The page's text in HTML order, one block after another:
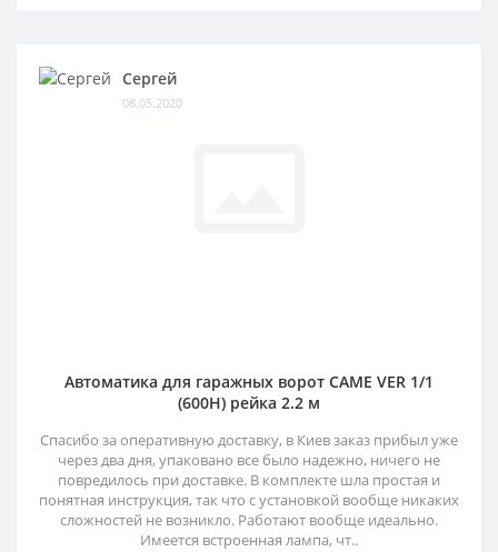
Сергей
08.05.2020
Автоматика для гаражных ворот CAME VER 1/1
(600H) рейка 2.2 м
Спасибо за оперативную доставку, в Киев заказ прибыл уже
через два дня, упаковано все было надежно, ничего не
повредилось при доставке. В комплекте шла простая и
понятная инструкция, так что с установкой вообще никаких
сложностей не возникло. Работают вообще идеально.
Имеется встроенная лампа, чт..